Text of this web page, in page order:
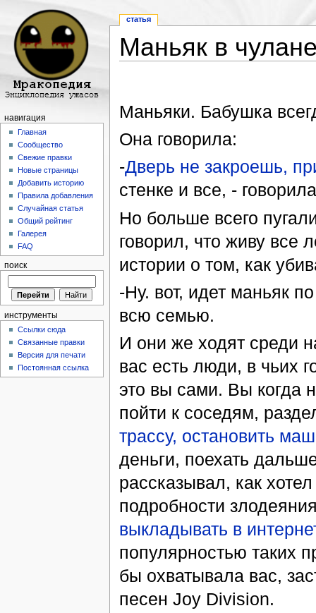
Маньяк в
Маньяки. Бабушка
Она говорила:
-Дверь не закроешь,
стенке и все, -
Но больше всего
говорил, что живу все
истории о том, как
-Ну. вот, идет маньяк
всю семью.
И они же ходят среди
вас есть люди, в чьих
это вы сами. Вы когда
пойти к соседям,
трассу, остановить
деньги, поехать
рассказывал, как
подробности
выкладывать в
популярностью таких
бы охватывала вас,
песен Joy Division.
статья
навигация
Главная
Сообщество
Свежие правки
Новые страницы
Добавить историю
Правила добавления
Случайная статья
Общий рейтинг
Галерея
FAQ
поиск
инструменты
Ссылки сюда
Связанные правки
Версия для печати
Постоянная ссылка